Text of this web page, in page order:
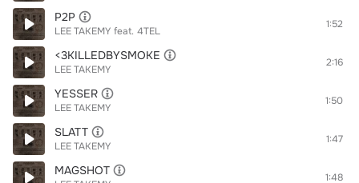
P2P
LEE TAKEMY feat. 4TEL
1:52
<3KILLEDBYSMOKE
LEE TAKEMY
2:16
YESSER
LEE TAKEMY
1:50
SLATT
LEE TAKEMY
1:47
MAGSHOT 1:48